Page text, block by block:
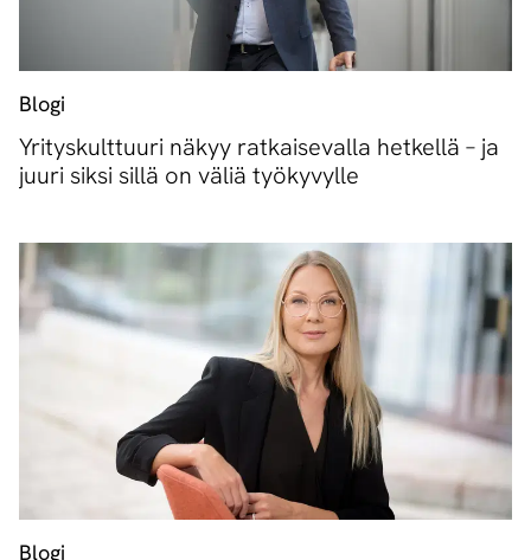
Blogi
Yrityskulttuuri näkyy ratkaisevalla hetkellä – ja
juuri siksi sillä on väliä työkyvylle
Blogi